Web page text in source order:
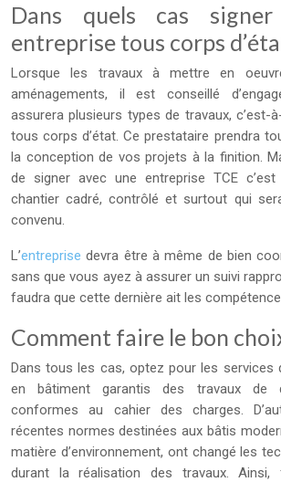
Dans quels cas
entreprise tous corps
Lorsque les travaux à mettre en
aménagements, il est conseillé
assurera plusieurs types de travaux, c’est-
tous corps d’état. Ce prestataire prendra
la conception de vos projets à la finition.
de signer avec une entreprise TCE c’est
chantier cadré, contrôlé et surtout qui
convenu.
L’entreprise devra être à même de bien
sans que vous ayez à assurer un suivi
faudra que cette dernière ait les
Comment faire le bon
Dans tous les cas, optez pour les services
en bâtiment garantis des travaux de
conformes au cahier des charges.
récentes normes destinées aux bâtis
matière d’environnement, ont changé les
durant la réalisation des travaux.